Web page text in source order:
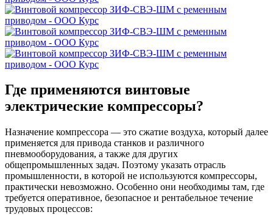
Где применяются винтовые
электрические компрессоры?
Назначение компрессора — это сжатие воздуха, который далее
применяется для привода станков и различного
пневмооборудования, а также для других
общепромышленных задач. Поэтому указать отрасль
промышленности, в которой не используются компрессоры,
практически невозможно. Особенно они необходимы там, где
требуется оперативное, безопасное и рентабельное течение
трудовых процессов: